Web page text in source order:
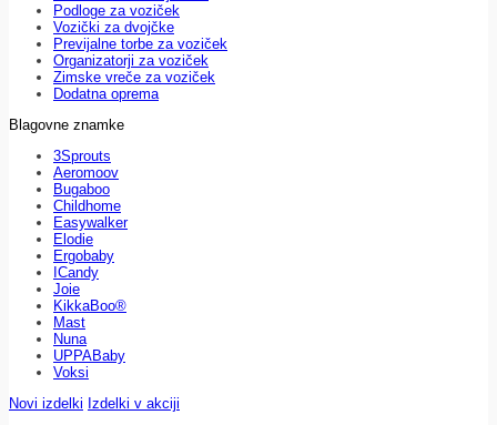
Podloge za voziček
Vozički za dvojčke
Previjalne torbe za voziček
Organizatorji za voziček
Zimske vreče za voziček
Dodatna oprema
Blagovne znamke
3Sprouts
Aeromoov
Bugaboo
Childhome
Easywalker
Elodie
Ergobaby
ICandy
Joie
KikkaBoo®
Mast
Nuna
UPPABaby
Voksi
Novi izdelki Izdelki v akciji